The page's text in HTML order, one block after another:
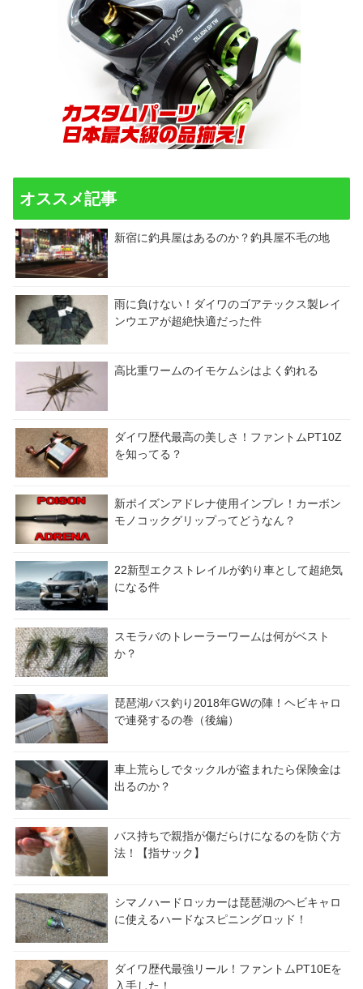
オススメ記事
新宿に釣具屋はあるのか？釣具屋不毛の地
雨に負けない！ダイワのゴアテックス製レイ
ンウエアが超絶快適だった件
高比重ワームのイモケムシはよく釣れる
ダイワ歴代最高の美しさ！ファントムPT10Z
を知ってる？
新ポイズンアドレナ使用インプレ！カーボン
モノコックグリップってどうなん？
22新型エクストレイルが釣り車として超絶気
になる件
スモラバのトレーラーワームは何がベスト
か？
琵琶湖バス釣り2018年GWの陣！ヘビキャロ
で連発するの巻（後編）
車上荒らしでタックルが盗まれたら保険金は
出るのか？
バス持ちで親指が傷だらけになるのを防ぐ方
法！【指サック】
シマノハードロッカーは琵琶湖のヘビキャロ
に使えるハードなスピニングロッド！
ダイワ歴代最強リール！ファントムPT10Eを
入手した！